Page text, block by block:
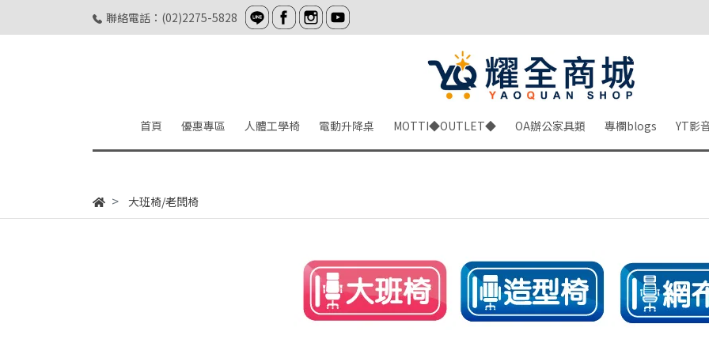
聯絡電話：(02)2275-5828
首頁 優惠專區 人體工學椅 電動升降桌 MOTTI◆OUTLET◆ OA辦公家具類 專欄blogs YT影
大班椅/老闆椅